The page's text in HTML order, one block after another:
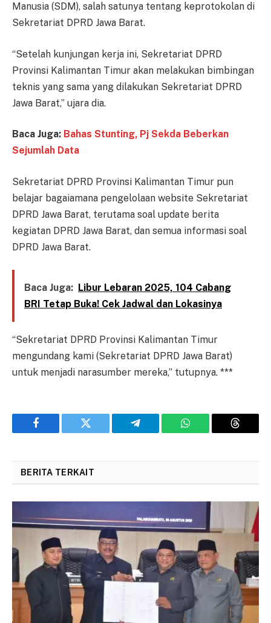
Manusia (SDM), salah satunya tentang keprotokolan di
Sekretariat DPRD Jawa Barat.
“Setelah kunjungan kerja ini, Sekretariat DPRD
Provinsi Kalimantan Timur akan melakukan bimbingan
teknis yang sama yang dilakukan Sekretariat DPRD
Jawa Barat,” ujara dia.
Baca Juga: Bahas Stunting, Pj Sekda Beberkan
Sejumlah Data
Sekretariat DPRD Provinsi Kalimantan Timur pun
belajar bagaiamana pengelolaan website Sekretariat
DPRD Jawa Barat, terutama soal update berita
kegiatan DPRD Jawa Barat, dan semua informasi soal
DPRD Jawa Barat.
Baca Juga: Libur Lebaran 2025, 104 Cabang
BRI Tetap Buka! Cek Jadwal dan Lokasinya
“Sekretariat DPRD Provinsi Kalimantan Timur
mengundang kami (Sekretariat DPRD Jawa Barat)
untuk menjadi narasumber mereka,” tutupnya. ***
Facebook Twitter Telegram WhatsApp Threads
BERITA TERKAIT